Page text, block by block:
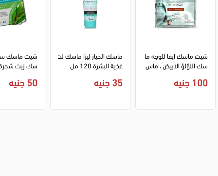
شيت ماسك ايفا للوجه ما
سك اللؤلؤ الابيض ، ماس
100 جنيه
ماسك الخيار ليزا ماسك لت
غذية البشرة 120 مل
35 جنيه
شيت ماسك
سك زيت
لدهنية .
50 جنيه